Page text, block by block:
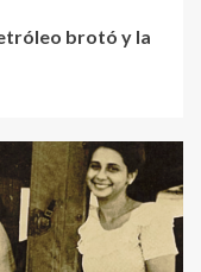
brotó y la